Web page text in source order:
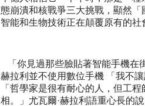
態崩潰和核戰爭三大挑戰，顯然
智能和生物技術正在顛覆原有的
「你見過那些臉貼著智能手機在
赫拉利並不使用數位手機 「我不
「哲學家是很有耐心的人，但工
相。」尤瓦爾·赫拉利語重心長的